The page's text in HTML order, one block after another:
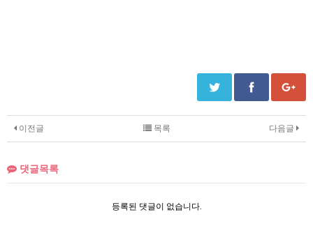
이전글 다음글
목록
댓글목록
등록된 댓글이 없습니다.